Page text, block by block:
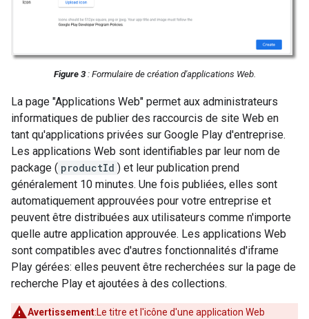
Figure 3: Formulaire de création d'applications Web.
La page "Applications Web" permet aux administrateurs
informatiques de publier des raccourcis de site Web en
tant qu'applications privées sur Google Play d'entreprise.
Les applications Web sont identifiables par leur nom de
package ( productId ) et leur publication prend
généralement 10 minutes. Une fois publiées, elles sont
automatiquement approuvées pour votre entreprise et
peuvent être distribuées aux utilisateurs comme n'importe
quelle autre application approuvée. Les applications Web
sont compatibles avec d'autres fonctionnalités d'iframe
Play gérées: elles peuvent être recherchées sur la page de
recherche Play et ajoutées à des collections.
Avertissement:Le titre et l'icône d'une application Web